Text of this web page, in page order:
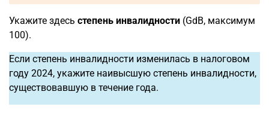
Укажите здесь степень инвалидности (GdB, максимум
100).
Если степень инвалидности изменилась в налоговом
году 2024, укажите наивысшую степень инвалидности,
существовавшую в течение года.